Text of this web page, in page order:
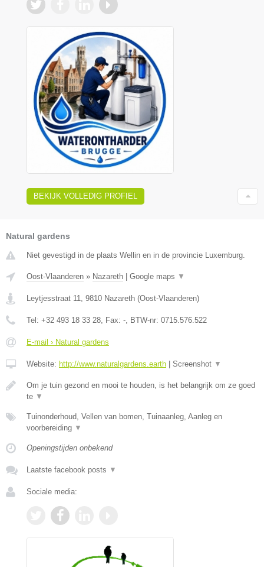
BEKIJK VOLLEDIG PROFIEL
Natural gardens
Niet gevestigd in de plaats Wellin en in de provincie Luxemburg.
Oost-Vlaanderen » Nazareth Google maps ▼
Leytjesstraat 11, 9810 Nazareth (Oost-Vlaanderen)
Tel: +32 493 18 33 28, Fax: -, BTW-nr: 0715.576.522
E-mail › Natural gardens
Website: http://www.naturalgardens.earth Screenshot ▼
Om je tuin gezond en mooi te houden, is het belangrijk om ze goed
te ▼
Tuinonderhoud, Vellen van bomen, Tuinaanleg, Aanleg en
voorbereiding ▼
Openingstijden onbekend
Laatste facebook posts ▼
Sociale media: